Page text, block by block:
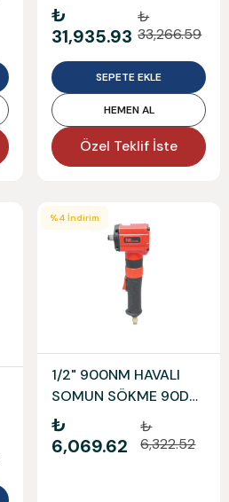
₺
31,935.93
₺
33,266.59
SEPETE EKLE
HEMEN AL
Özel Teklif İste
%4 İndirim
1/2" 900NM HAVALI
SOMUN SÖKME 90D
DİK NTTOOLS
₺
6,069.62
₺
6,322.52